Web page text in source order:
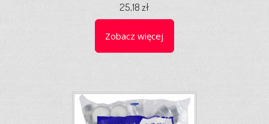
25,18 zł
Zobacz więcej